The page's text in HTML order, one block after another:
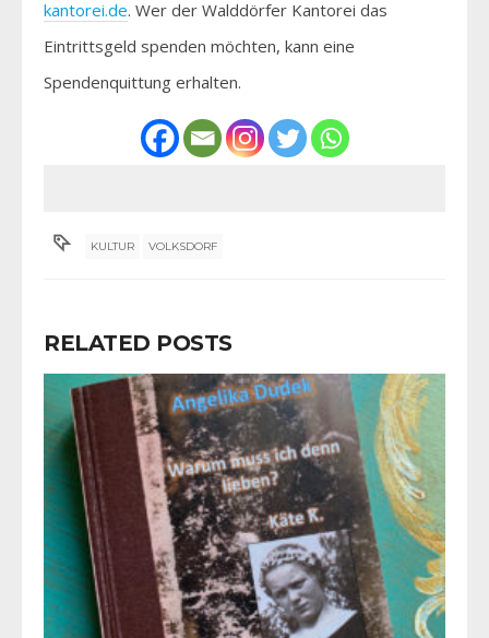
kantorei.de. Wer der Walddörfer Kantorei das
Eintrittsgeld spenden möchten, kann eine
Spendenquittung erhalten.
KULTUR VOLKSDORF
RELATED POSTS